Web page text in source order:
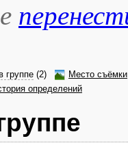
группе (2)
Место съёмки
определений